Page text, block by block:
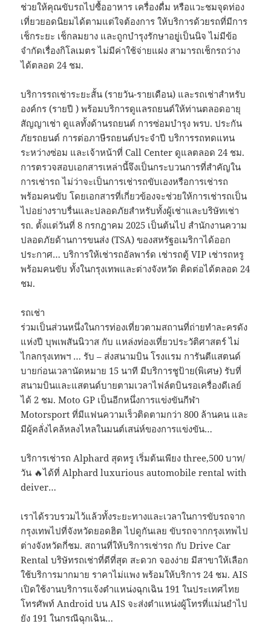
ช่วยให้คุณขับรถไปซื้ออาหาร เครื่องดื่ม หรือแวะชมจุดท่อง
เที่ยวยอดนิยมได้ตามแต่ใจต้องการ ให้บริการด้วยรถที่มีการ
เช็กระยะ เช็กลมยาง และถูกบำรุงรักษาอยู่เป็นนิจ ไม่มีข้อ
จำกัดเรื่องกิโลเมตร ไม่มีค่าใช้จ่ายแฝง สามารถเช็กรถว่าง
ได้ตลอด 24 ชม.
บริการรถเช่าระยะสั้น (รายวัน-รายเดือน) และรถเช่าสำหรับ
องค์กร (รายปี ) พร้อมบริการดูแลรถยนต์ให้ท่านตลอดอายุ
สัญญาเช่า ดูแลทั้งด้านรถยนต์ การซ่อมบำรุง พรบ. ประกัน
ภัยรถยนต์ การต่อภาษีรถยนต์ประจำปี บริการรถทดแทน
ระหว่างซ่อม และเจ้าหน้าที่ Call Center ดูแลตลอด 24 ชม.
การตรวจสอบเอกสารเหล่านี้จึงเป็นกระบวนการที่สำคัญใน
การเช่ารถ ไม่ว่าจะเป็นการเช่ารถขับเองหรือการเช่ารถ
พร้อมคนขับ โดยเอกสารที่เกี่ยวข้องจะช่วยให้การเช่ารถเป็น
ไปอย่างราบรื่นและปลอดภัยสำหรับทั้งผู้เช่าและบริษัทเช่า
รถ. ตั้งแต่วันที่ 8 กรกฎาคม 2025 เป็นต้นไป สำนักงานความ
ปลอดภัยด้านการขนส่ง (TSA) ของสหรัฐอเมริกาได้ออก
ประกาศ… บริการให้เช่ารถอัลพาร์ด เช่ารถตู้ VIP เช่ารถหรู
พร้อมคนขับ ทั้งในกรุงเทพและต่างจังหวัด ติดต่อได้ตลอด 24
ชม.
รถเช่า
ร่วมเป็นส่วนหนึ่งในการท่องเที่ยวตามสถานที่ถ่ายทำละครดัง
แห่งปี บุพเพสันนิวาส กับ แหล่งท่องเที่ยวประวัติศาสตร์ ไม่
ไกลกรุงเทพฯ … รับ – ส่งสนามบิน โรงแรม การันตีแสตนด์
บายก่อนเวลานัดหมาย 15 นาที มีบริการชูป้าย(พิเศษ) รับที่
สนามบินและแสตนด์บายตามเวลาไฟล์ตบินรอเครื่องดีเลย์
ได้ 2 ชม. Moto GP เป็นอีกหนึ่งการแข่งขันกีฬา
Motorsport ที่มีแฟนความเร็วติดตามกว่า 800 ล้านคน และ
มีผู้คลั่งไคล้หลงไหลในมนต์เสน่ห์ของการแข่งขัน…
บริการเช่ารถ Alphard สุดหรู เริ่มต้นเพียง three,500 บาท/
วัน 🔥ได้ที่ Alphard luxurious automobile rental with
deiver…
เราได้รวบรวมไว้แล้วทั้งระยะทางและเวลาในการขับรถจาก
กรุงเทพไปที่จังหวัดยอดฮิต ไปดูกันเลย ขับรถจากกรุงเทพไป
ต่างจังหวัดกี่ชม. สถานที่ให้บริการเช่ารถ กับ Drive Car
Rental บริษัทรถเช่าที่ดีที่สุด สะดวก จองง่าย มีสาขาให้เลือก
ใช้บริการมากมาย ราคาไม่แพง พร้อมให้บริการ 24 ชม. AIS
เปิดใช้งานบริการแจ้งตำแหน่งฉุกเฉิน 191 ในประเทศไทย
โทรศัพท์ Android บน AIS จะส่งตำแหน่งผู้โทรที่แม่นยำไป
ยัง 191 ในกรณีฉุกเฉิน…